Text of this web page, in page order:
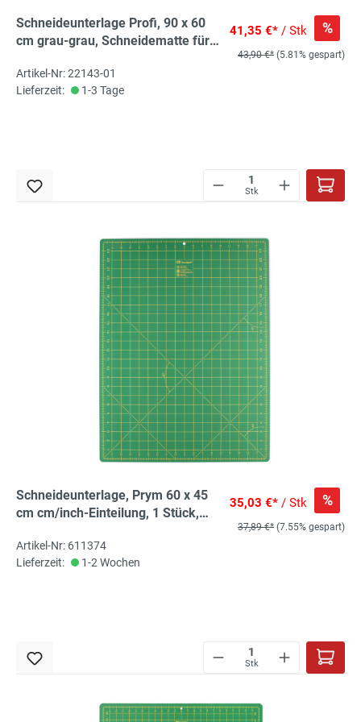
Schneideunterlage Profi, 90 x 60
cm grau-grau, Schneidematte für
41,35 €* / Stk %
43,90 €* (5.81% gespart)
Artikel-Nr: 22143-01
Lieferzeit:
1-3 Tage
Stk
Schneideunterlage, Prym 60 x 45
cm cm/inch-Einteilung, 1 Stück,
35,03 €* / Stk %
37,89 €* (7.55% gespart)
Artikel-Nr: 611374
Lieferzeit:
1-2 Wochen
Stk